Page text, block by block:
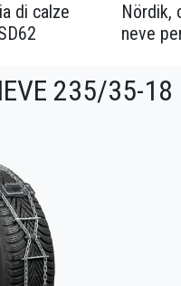
di calze
Nördik,
neve
235/35-18